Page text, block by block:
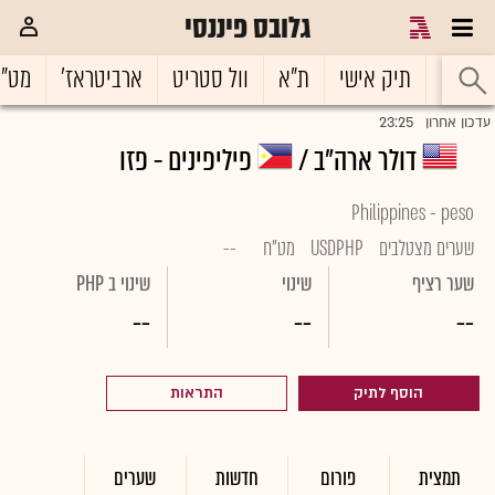
גלובס פיננסי
ראשי תיק אישי ת"א וול סטריט ארביטראז'
עדכון אחרון 23:25
דולר ארה"ב / פיליפינים - פזו
Philippines - peso
שערים מצטלבים
USDPHP מט"ח
--
שער רציף
--
שינוי
--
שינוי ב PHP
--
הוסף לתיק התראות
תמצית פורום חדשות שערים